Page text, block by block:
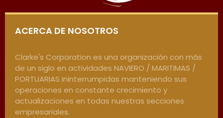
ACERCA DE NOSOTROS
Clarke's Corporation es una organización con más
de un siglo en actividades NAVIERO / MARITIMAS /
PORTUARIAS ininterrumpidas manteniendo sus
operaciones en constante crecimiento y
actualizaciones en todas nuestras secciones
empresariales.